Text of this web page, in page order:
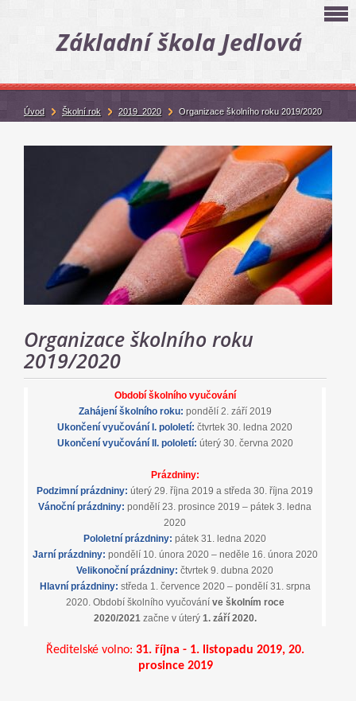
Základní škola Jedlová
Organizace školního roku
2019/2020
Období školního vyučování
Zahájení školního roku: pondělí 2. září 2019
Ukončení vyučování I. pololetí: čtvrtek 30. ledna 2020
Ukončení vyučování II. pololetí: úterý 30. června 2020
Prázdniny:
Podzimní prázdniny: úterý 29. října 2019 a středa 30. října 2019
Vánoční prázdniny: pondělí 23. prosince 2019 – pátek 3. ledna
2020
Pololetní prázdniny: pátek 31. ledna 2020
Jarní prázdniny: pondělí 10. února 2020 – neděle 16. února 2020
Velikonoční prázdniny: čtvrtek 9. dubna 2020
Hlavní prázdniny: středa 1. července 2020 – pondělí 31. srpna
2020. Období školního vyučování ve školním roce
2020/2021začne v úterý1. září 2020.
Ředitelské volno: 31. října - 1. listopadu 2019, 20.
prosince 2019
Úvod Školní rok 2019_2020 Organizace školního roku 2019/2020